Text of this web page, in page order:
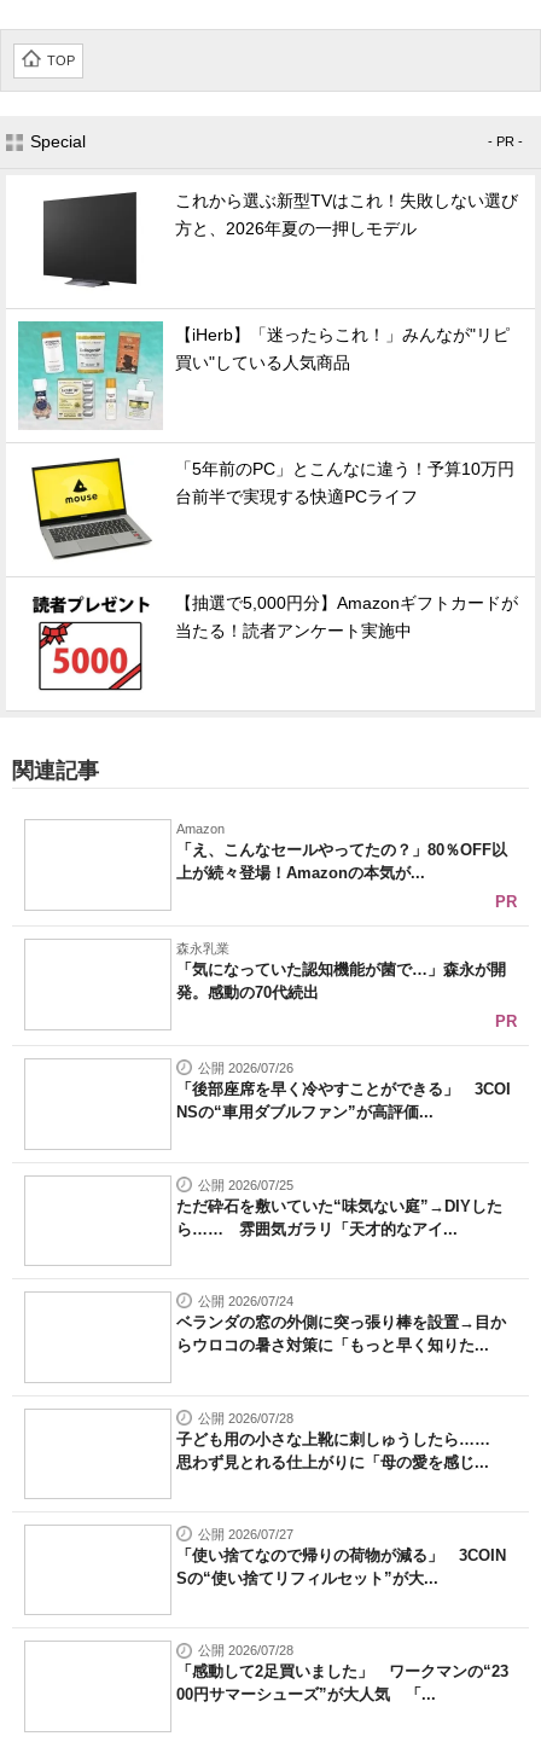
TOP
Special - PR -
これから選ぶ新型TVはこれ！失敗しない選び
方と、2026年夏の一押しモデル
【iHerb】「迷ったらこれ！」みんなが"リピ
買い"している人気商品
「5年前のPC」とこんなに違う！予算10万円
台前半で実現する快適PCライフ
【抽選で5,000円分】Amazonギフトカードが
当たる！読者アンケート実施中
関連記事
Amazon
「え、こんなセールやってたの？」80％OFF以
上が続々登場！Amazonの本気が...
PR
森永乳業
「気になっていた認知機能が菌で…」森永が開
発。感動の70代続出
PR
公開 2026/07/26
「後部座席を早く冷やすことができる」 3COI
NSの“車用ダブルファン”が高評価...
公開 2026/07/25
ただ砕石を敷いていた“味気ない庭”→DIYした
ら…… 雰囲気ガラリ「天才的なアイ...
公開 2026/07/24
ベランダの窓の外側に突っ張り棒を設置→目か
らウロコの暑さ対策に「もっと早く知りた...
公開 2026/07/28
子ども用の小さな上靴に刺しゅうしたら……
思わず見とれる仕上がりに「母の愛を感じ...
公開 2026/07/27
「使い捨てなので帰りの荷物が減る」 3COIN
Sの“使い捨てリフィルセット”が大...
公開 2026/07/28
「感動して2足買いました」 ワークマンの“23
00円サマーシューズ”が大人気 「...